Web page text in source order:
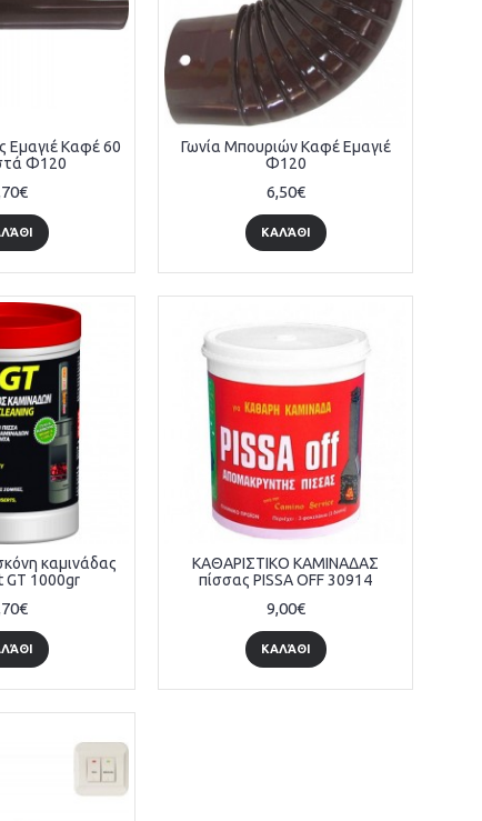
Εμαγιέ Καφέ 60
Φ120
Γωνία Μπουριών Καφέ Εμαγιέ
Φ120
6,50€
ΚΑΛΆΘΙ
καμινάδας
GT 1000gr
ΚΑΘΑΡΙΣΤΙΚΟ ΚΑΜΙΝΑΔΑΣ
πίσσας PISSA OFF 30914
9,00€
ΚΑΛΆΘΙ